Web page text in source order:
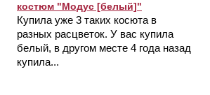
костюм "Модус [белый]"
Купила уже 3 таких косюта в
разных расцветок. У вас купила
белый, в другом месте 4 года назад
купила...